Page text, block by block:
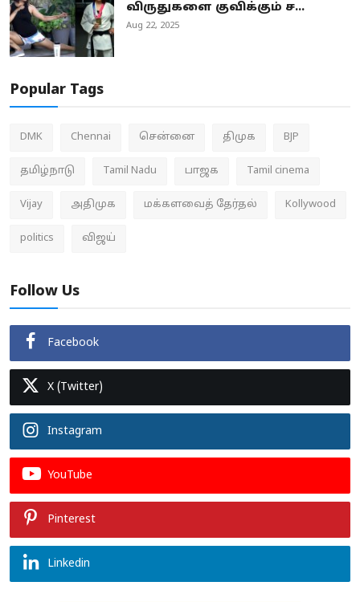
விருதுகளை குவிக்கும் ச...
Aug 22, 2025
Popular Tags
DMK Chennai சென்னை திமுக BJP
தமிழ்நாடு Tamil Nadu பாஜக Tamil cinema
Vijay அதிமுக மக்களவைத் தேர்தல் Kollywood
politics விஜய்
Follow Us
Facebook
X (Twitter)
Instagram
YouTube
Pinterest
Linkedin